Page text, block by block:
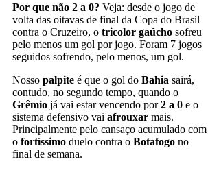
Por que não 2 a 0? Veja: desde o jogo de
volta das oitavas de final da Copa do Brasil
contra o Cruzeiro, o tricolor gaúcho sofreu
pelo menos um gol por jogo. Foram 7 jogos
seguidos sofrendo, pelo menos, um gol.
Nosso palpite é que o gol do Bahia sairá,
contudo, no segundo tempo, quando o
Grêmio já vai estar vencendo por2 a 0 e o
sistema defensivo vai afrouxar mais.
Principalmente pelo cansaço acumulado com
o fortíssimo duelo contra o Botafogo no
final de semana.